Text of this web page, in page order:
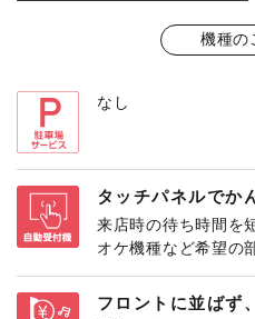
機種の
なし
タッチパネルでか
来店時の待ち時間を
オケ機種など希望の
フロントに並ばず